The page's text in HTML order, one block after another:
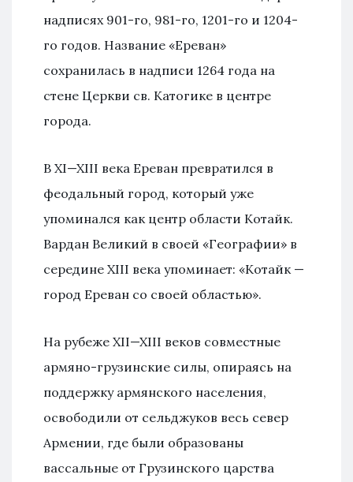
надписях 901-го, 981-го, 1201-го и 1204-
го годов. Название «Ереван»
сохранилась в надписи 1264 года на
стене Церкви св. Катогике в центре
города.
В XI—XIII века Ереван превратился в
феодальный город, который уже
упоминался как центр области Котайк.
Вардан Великий в своей «Географии» в
середине XIII века упоминает: «Котайк —
город Ереван со своей областью».
На рубеже XII—XIII веков совместные
армяно-грузинские силы, опираясь на
поддержку армянского населения,
освободили от сельджуков весь север
Армении, где были образованы
вассальные от Грузинского царства